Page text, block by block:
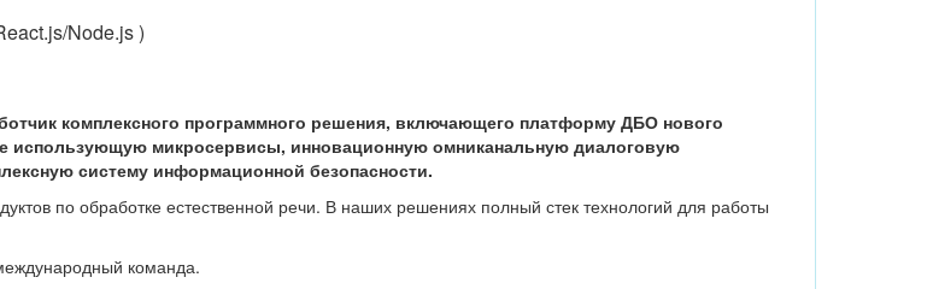
Node.js )
комплексного программного решения, включающего платформу ДБО нового
использующую микросервисы, инновационную омниканальную диалоговую
систему информационной безопасности.
по обработке естественной речи. В наших решениях полный стек технологий для работы
команда.